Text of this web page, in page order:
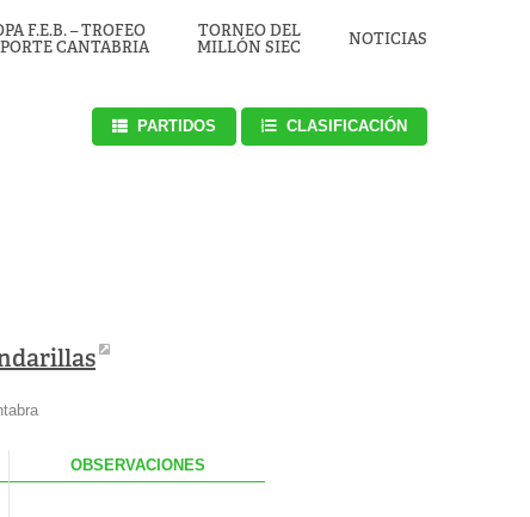
F.E.B. – TROFEO
CANTABRIA
TORNEO DEL
MILLÓN SIEC
NOTICIAS
PARTIDOS CLASIFICACIÓN
OBS ERVACIONES